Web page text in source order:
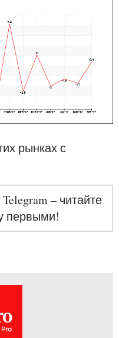
рынках с
Telegram – читайте
первыми!